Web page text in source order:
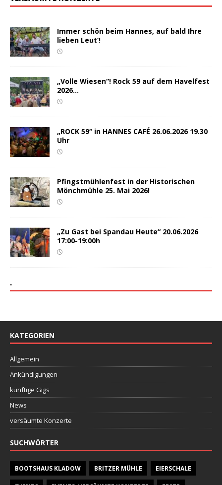
Immer schön beim Hannes, auf bald Ihre
lieben Leut‘!
„Volle Wiesen“! Rock 59 auf dem Havelfest
2026…
„ROCK 59“ in HANNES CAFÉ 26.06.2026 19.30
Uhr
Pfingstmühlenfest in der Historischen
Mönchmühle 25. Mai 2026!
„Zu Gast bei Spandau Heute“ 20.06.2026
17:00-19:00h
.
KATEGORIEN
Allgemein
Ankündigungen
künftige Gigs
News
versäumte Konzerte
SUCHWÖRTER
BOOTSHAUS KLADOW BRITZER MÜHLE EIERSCHALE